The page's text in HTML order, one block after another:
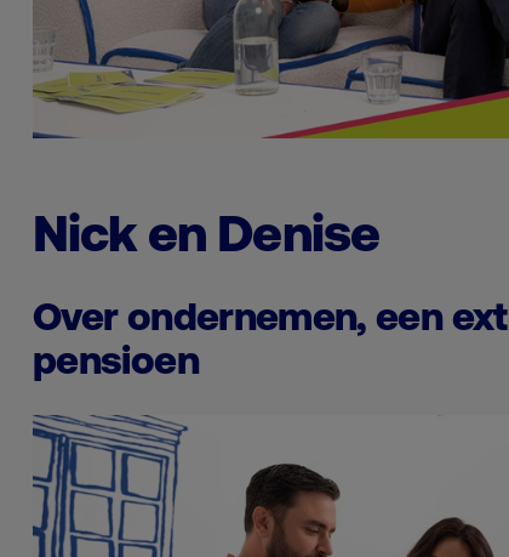
Nick en Denise
Over ondernemen, een
pensioen